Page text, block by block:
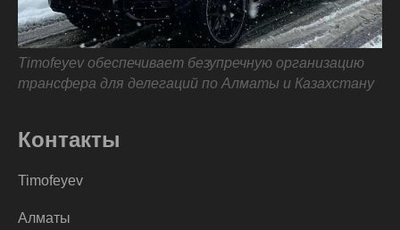
Timofeyev обеспечивает безупречную организацию
трансфера для делегаций по Алматы и Казахстану
Контакты
Timofeyev
Алматы